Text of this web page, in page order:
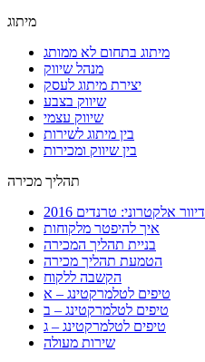
מיתוג
מיתוג בתחום לא ממותג
מנהל שיווק
יצירת מיתוג לעסק
שיווק בצבע
שיווק עצמי
בין מיתוג לשירות
בין שיווק ומכירות
תהליך מכירה
דיוור אלקטרוני: טרנדים 2016
איך להיפטר מלקוחות
בניית תהליך המכירה
הטמעת תהליך מכירה
הקשבה ללקוח
טיפים לטלמרקטינג – א
טיפים לטלמרקטינג – ב
טיפים לטלמרקטינג – ג
שירות מעולה